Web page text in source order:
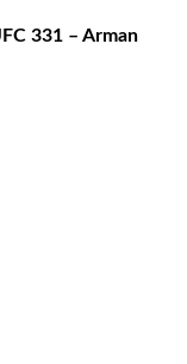
331 – Arman